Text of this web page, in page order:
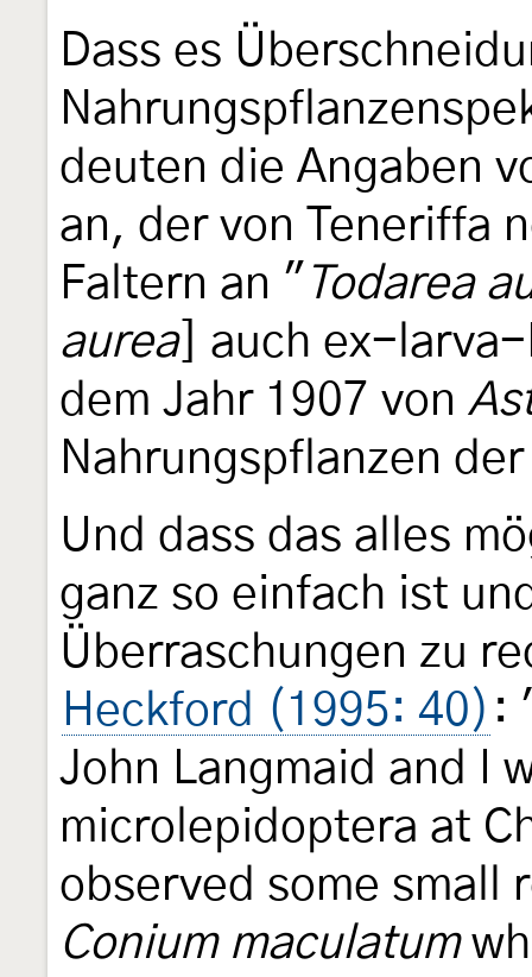
Dass es
deuten die Angaben
an, der von Teneriffa
Faltern an " Todarea
aurea] auch ex-larva-
dem Jahr 1907 von
Nahrungspflanzen
Und dass das alles
ganz so einfach ist
Überraschungen zu
Heckford (1995: 40) :
John Langmaid and I
microlepidoptera at
observed some small
Conium maculatum